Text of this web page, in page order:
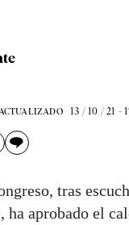
ACTUALIZADO 13 / 10 / 21 -
tras
ha aprobado el